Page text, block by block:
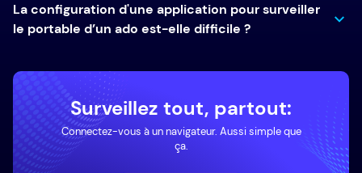
La configuration d'une application pour surveiller
le portable d’un ado est-elle difficile ?
Surveillez tout, partout:
Connectez-vous à un navigateur. Aussi simple que
ça.